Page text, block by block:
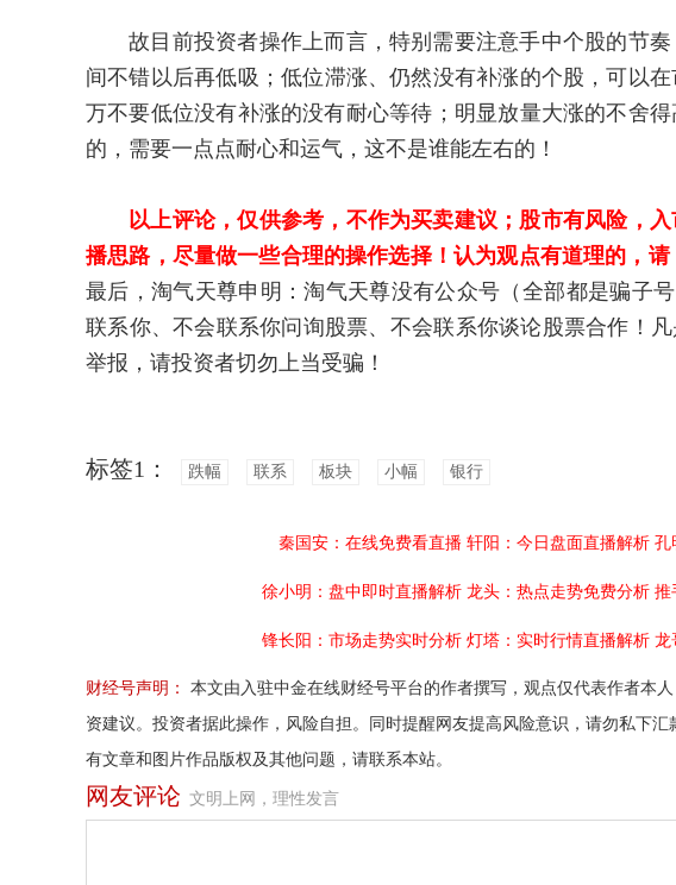
故目前投资者操作上而言，特别需要注意手中个股的节奏
间不错以后再低吸；低位滞涨、仍然没有补涨的个股，可以
万不要低位没有补涨的没有耐心等待；明显放量大涨的不舍
的，需要一点点耐心和运气，这不是谁能左右的！
以上评论，仅供参考，不作为买卖建议；股市有风险，
播思路，尽量做一些合理的操作选择！认为观点有道理的，
最后，淘气天尊申明：淘气天尊没有公众号（全部都是骗子
联系你、不会联系你问询股票、不会联系你谈论股票合作！
举报，请投资者切勿上当受骗！
标签1： 跌幅 联系 板块 小幅 银行
秦国安：在线免费看直播 轩阳：今日盘面直播解析 孔
徐小明：盘中即时直播解析 龙头：热点走势免费分析 推
锋长阳：市场走势实时分析 灯塔：实时行情直播解析 龙
财经号声明：
本文由入驻中金在线财经号平台的作者撰写，观点仅代表作者本
资建议。投资者据此操作，风险自担。同时提醒网友提高风险意识，请勿私下
有文章和图片作品版权及其他问题，请联系本站。
网友评论 文明上网，理性发言